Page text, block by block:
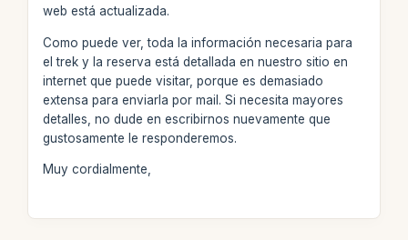
web está actualizada.
Como puede ver, toda la información necesaria para
el trek y la reserva está detallada en nuestro sitio en
internet que puede visitar, porque es demasiado
extensa para enviarla por mail. Si necesita mayores
detalles, no dude en escribirnos nuevamente que
gustosamente le responderemos.
Muy cordialmente,